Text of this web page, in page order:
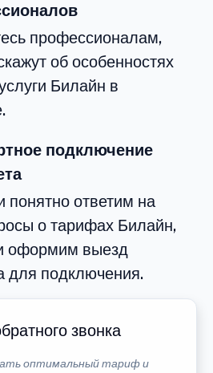
профессионалам,
об особенностях
Билайн в
подключение
понятно ответим на
о тарифах Билайн,
оформим выезд
для подключения.
звонка
оптимальный тариф и